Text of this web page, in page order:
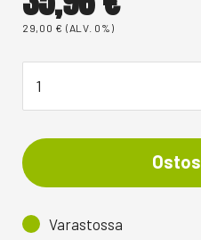
29,00 € (ALV. 0%)
Varastossa